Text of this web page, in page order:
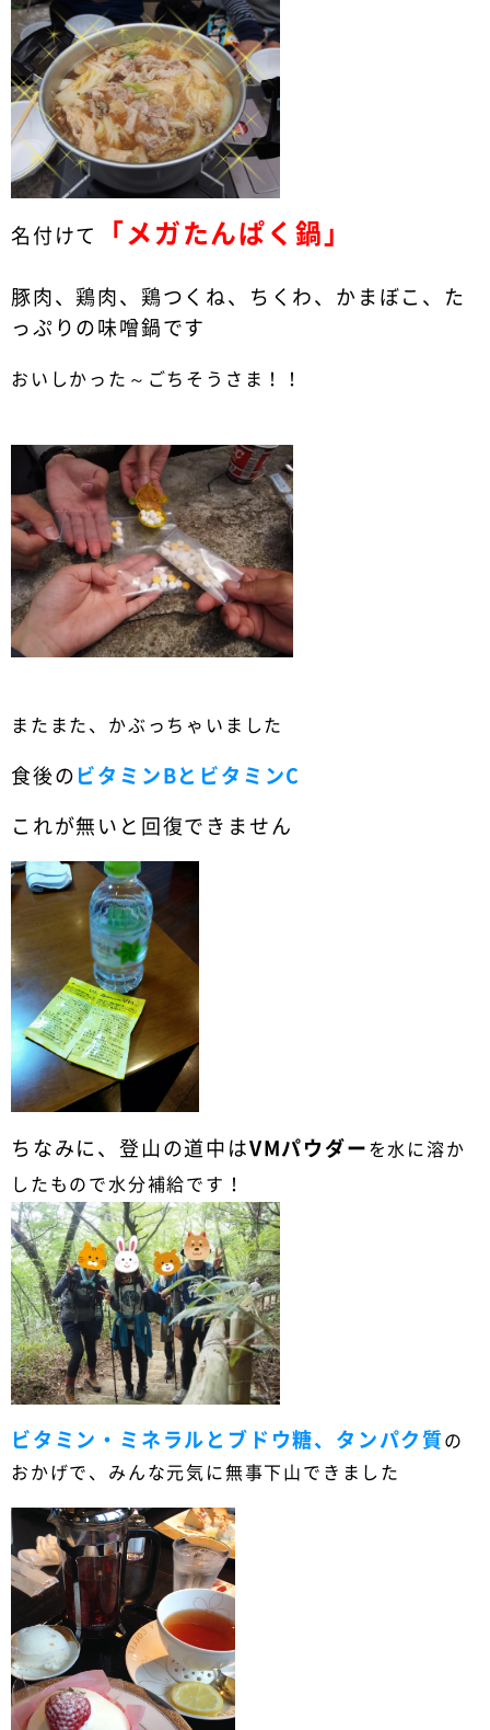
名付けて 「メガたんぱく鍋」
豚肉、鶏肉、鶏つくね、ちくわ、かまぼこ、た
っぷりの味噌鍋です
おいしかった～ごちそうさま！！
またまた、かぶっちゃいました
食後の ビタミンBとビタミンC
これが無いと回復できません
ちなみに、登山の道中はVMパウダー を水に溶か
したもので水分補給です！
ビタミン・ミネラルとブドウ糖、タンパク質 の
おかげで、みんな元気に無事下山できました